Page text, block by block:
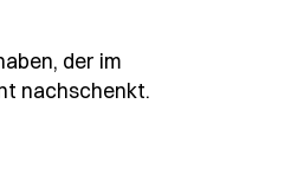
der im
nachschenkt.